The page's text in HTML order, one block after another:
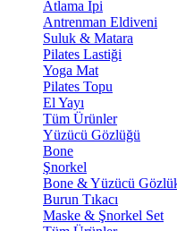
Atlama İpi
Antrenman Eldiveni
Suluk & Matara
Pilates Lastiği
Yoga Mat
Pilates Topu
El Yayı
Tüm Ürünler
Yüzücü Gözlüğü
Bone
Şnorkel
Bone & Yüzücü
Burun Tıkacı
Maske & Şnorkel Set